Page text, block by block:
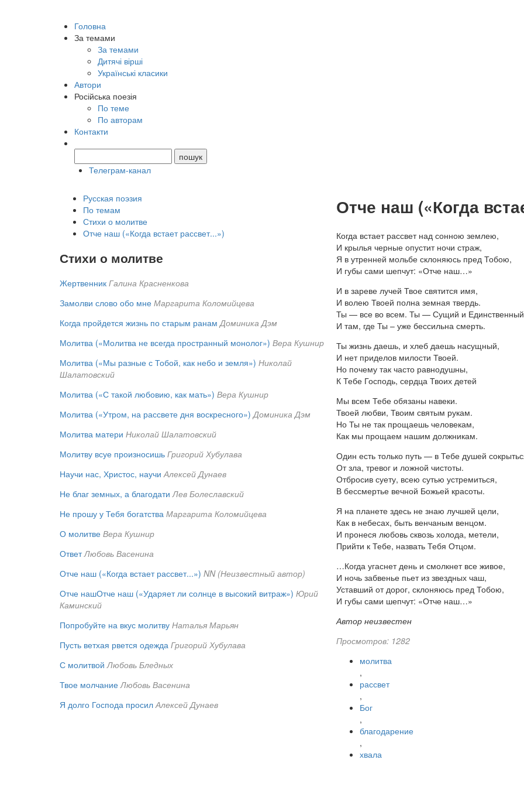
Головна
За темами
За темами
Дитячі вірші
Українські класики
Автори
Російська поезія
По теме
По авторам
Контакти
Телеграм-канал
Отче наш («Когда
Когда встает рассвет над сонною землею,
И крылья черные опустит ночи страж,
Я в утренней мольбе склоняюсь пред Тобою,
И губы сами шепчут: «Отче наш…»
И в зареве лучей Твое святится имя,
И волею Твоей полна земная твердь.
Ты — все во всем. Ты — Сущий и
И там, где Ты – уже бессильна смерть.
Ты жизнь даешь, и хлеб даешь насущный,
И нет приделов милости Твоей.
Но почему так часто равнодушны,
К Тебе Господь, сердца Твоих детей
Мы всем Тебе обязаны навеки.
Твоей любви, Твоим святым рукам.
Но Ты не так прощаешь человекам,
Как мы прощаем нашим должникам.
Один есть только путь — в Тебе душей
От зла, тревог и ложной чистоты.
Отбросив суету, всею сутью устремиться,
В бессмертье вечной Божьей красоты.
Я на планете здесь не знаю лучшей цели,
Как в небесах, быть венчаным венцом.
И пронеся любовь сквозь холода, метели,
Прийти к Тебе, назвать Тебя Отцом.
…Когда угаснет день и смолкнет все живое,
И ночь забвенье пьет из звездных чаш,
Уставший от дорог, склоняюсь пред Тобою,
И губы сами шепчут: «Отче наш…»
Автор неизвестен
Просмотров: 1282
молитва
,
рассвет
,
Бог
,
благодарение
,
хвала
Русская поэзия
По темам
Стихи о молитве
Отче наш («Когда встает рассвет...»)
Стихи о молитве
Жертвенник Галина Красненкова
Замолви слово обо мне Маргарита Коломийцева
Когда пройдется жизнь по старым ранам Доминика Дэм
Молитва («Молитва не всегда пространный монолог») Вера Кушнир
Молитва («Мы разные с Тобой, как небо и земля») Николай
Шалатовский
Молитва («С такой любовию, как мать») Вера Кушнир
Молитва («Утром, на рассвете дня воскресного») Доминика Дэм
Молитва матери Николай Шалатовский
Молитву всуе произносишь Григорий Хубулава
Научи нас, Христос, научи Алексей Дунаев
Не благ земных, а благодати Лев Болеславский
Не прошу у Тебя богатства Маргарита Коломийцева
О молитве Вера Кушнир
Ответ Любовь Васенина
Отче наш («Когда встает рассвет...») NN (Неизвестный автор)
Отче нашОтче наш («Ударяет ли солнце в высокий витраж») Юрий
Каминский
Попробуйте на вкус молитву Наталья Марьян
Пусть ветхая рвется одежда Григорий Хубулава
С молитвой Любовь Бледных
Твое молчание Любовь Васенина
Я долго Господа просил Алексей Дунаев